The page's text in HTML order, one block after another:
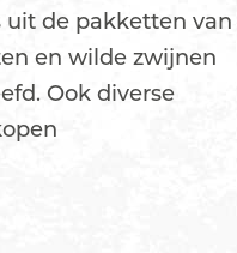
uit de pakketten van
en wilde zwijnen
Ook diverse